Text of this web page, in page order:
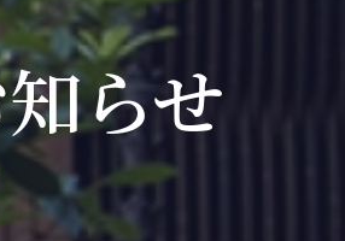
らせ